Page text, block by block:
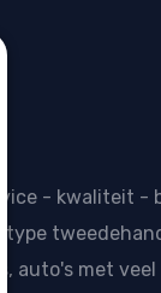
- kwaliteit
auto's met